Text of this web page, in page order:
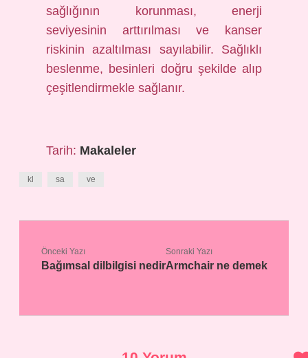
sağlığının korunması, enerji
seviyesinin arttırılması ve kanser
riskinin azaltılması sayılabilir. Sağlıklı
beslenme, besinleri doğru şekilde alıp
çeşitlendirmekle sağlanır.
Tarih: Makaleler
kl sa ve
Önceki Yazı
Bağımsal dilbilgisi nedir
Sonraki Yazı
Armchair ne demek